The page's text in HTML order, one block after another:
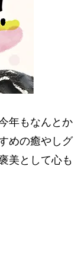
年もなんとか
めの癒やしグ
美として心も